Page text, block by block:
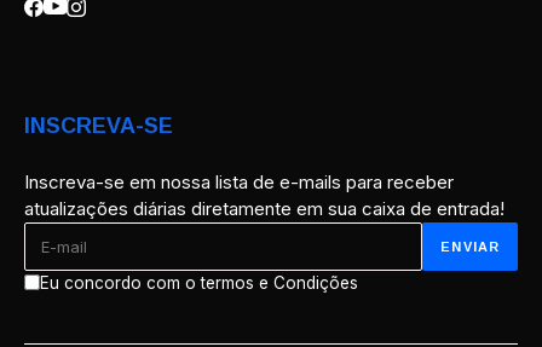
INSCREVA-SE
Inscreva-se em nossa lista de e-mails para receber
atualizações diárias diretamente em sua caixa de entrada!
Eu concordo com o termos e Condições